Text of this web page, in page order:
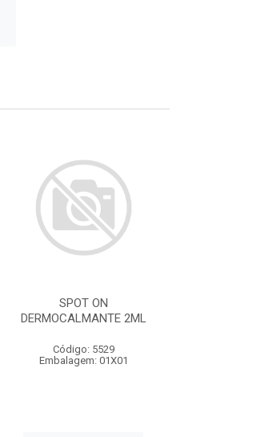
SPOT ON
DERMOCALMANTE 2ML
Código: 5529
Embalagem: 01X01